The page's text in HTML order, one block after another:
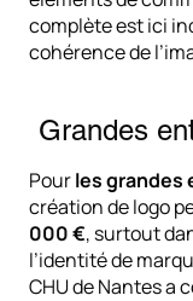
complète est ici
cohérence de
Grandes
Pourles grandes
création de logo
000 €, surtout
l’identité de
CHU de Nantes a